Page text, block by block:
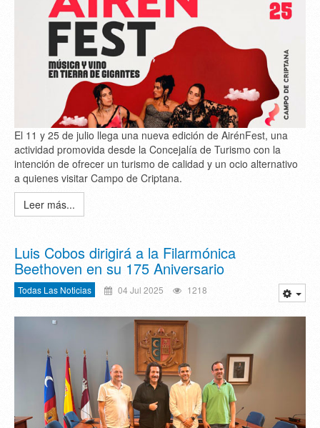
El 11 y 25 de julio llega una nueva edición de AirénFest, una
actividad promovida desde la Concejalía de Turismo con la
intención de ofrecer un turismo de calidad y un ocio alternativo
a quienes visitar Campo de Criptana.
Leer más...
Luis Cobos dirigirá a la Filarmónica
Beethoven en su 175 Aniversario
Todas Las Noticias 04 Jul 2025 1218